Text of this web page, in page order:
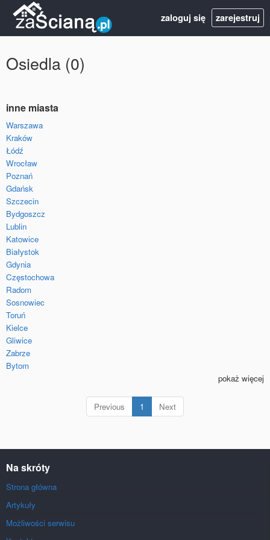
zaloguj się zarejestruj
Osiedla (0)
inne miasta
Warszawa
Kraków
Łódź
Wrocław
Poznań
Gdańsk
Szczecin
Bydgoszcz
Lublin
Katowice
Białystok
Gdynia
Częstochowa
Radom
Sosnowiec
Toruń
Kielce
Gliwice
Zabrze
Bytom
pokaż więcej
Previous 1 (current)
Next
Na skróty
Strona główna
Artykuły
Możliwości serwisu